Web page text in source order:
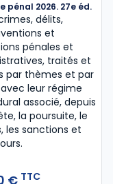
pénal 2026. 27e éd.
délits,
et
pénales et
traités et
par thèmes et par
leur régime
associé, depuis
la poursuite, le
les sanctions et
€ TTC